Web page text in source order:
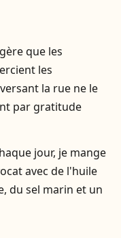
que les
les
la rue ne le
par gratitude
jour, je mange
avec de l'huile
du sel marin et un